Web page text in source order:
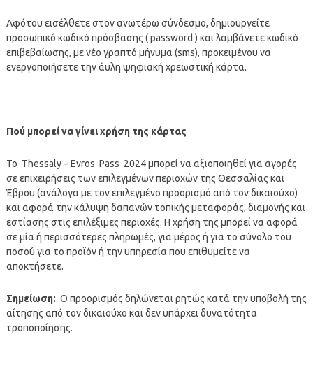
Αφότου εισέλθετε στον ανωτέρω σύνδεσμο, δημιουργείτε
προσωπικό κωδικό πρόσβασης ( password ) και λαμβάνετε κωδικό
επιβεβαίωσης, με νέο γραπτό μήνυμα (sms), προκειμένου να
ενεργοποιήσετε την άυλη ψηφιακή χρεωστική κάρτα.
Πού μπορεί να γίνει χρήση της κάρτας
Το Thessaly – Evros Pass 2024 μπορεί να αξιοποιηθεί για αγορές
σε επιχειρήσεις των επιλεγμένων περιοχών της Θεσσαλίας και
Έβρου (ανάλογα με τον επιλεγμένο προορισμό από τον δικαιούχο)
και αφορά την κάλυψη δαπανών τοπικής μεταφοράς, διαμονής και
εστίασης στις επιλέξιμες περιοχές. Η χρήση της μπορεί να αφορά
σε μία ή περισσότερες πληρωμές, για μέρος ή για το σύνολο του
ποσού για το προϊόν ή την υπηρεσία που επιθυμείτε να
αποκτήσετε.
Σημείωση: Ο προορισμός δηλώνεται ρητώς κατά την υποβολή της
αίτησης από τον δικαιούχο και δεν υπάρχει δυνατότητα
τροποποίησης.